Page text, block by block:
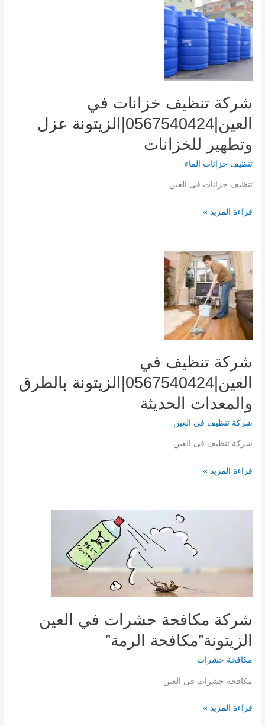
في
العين|0567540424|
الزيتونة
لإزالة
شركة تنظيف خزانات في
العين|0567540424|الزيتونة عزل
وتطهير للخزانات
تنظيف خزانات الماء
تنظيف خزانات فى العين
شركة
خزانات
في
العين|0567540424|
الزيتونة
عزل
وتطهير
للخزانات
قراءة المزيد »
شركة تنظيف في
العين|0567540424|الزيتونة بالطرق
والمعدات الحديثة
شركة تنظيف فى العين
شركة تنظيف فى العين
شركة
في
العين|0567540424|
الحديثة
قراءة المزيد »
شركة مكافحة حشرات في العين
الزيتونة”مكافحة الرمة”
مكافحة حشرات
مكافحة حشرات فى العين
شركة
قراءة المزيد »